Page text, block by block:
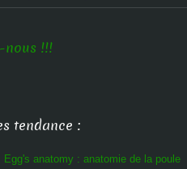
nous !!!
tendance :
Egg's anatomy : anatomie de la poule